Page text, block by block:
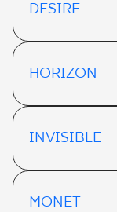
DESIRE
HORIZON
INVISIBLE
MONET